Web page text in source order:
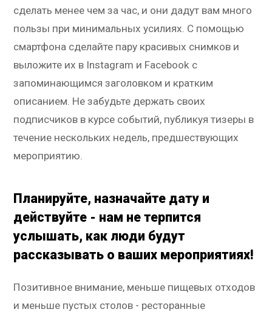
сделать менее чем за час, и они дадут вам много
пользы при минимальных усилиях. С помощью
смартфона сделайте пару красивых снимков и
выложите их в Instagram и Facebook с
запоминающимся заголовком и кратким
описанием. Не забудьте держать своих
подписчиков в курсе событий, публикуя тизеры в
течение нескольких недель, предшествующих
мероприятию.
Планируйте, назначайте дату и
действуйте - нам не терпится
услышать, как люди будут
рассказывать о ваших мероприятиях!
Позитивное внимание, меньше пищевых отходов
и меньше пустых столов - ресторанные